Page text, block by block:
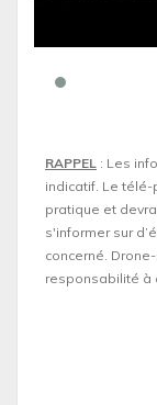
RAPPEL : Les
indicatif. Le
pratique et
s'informer sur
concerné.
responsabilité à